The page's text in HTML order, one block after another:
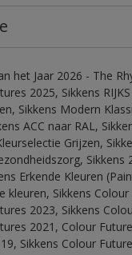
het Jaar 2026 - The
2025, Sikkens
Sikkens Modern
ACC naar RAL,
Grijzen,
Sikkens
Erkende Kleuren
kleuren, Sikkens
2023, Sikkens
2021, Colour
Sikkens Colour